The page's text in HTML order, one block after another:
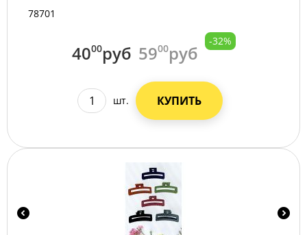
78701
4000руб 5900руб
-32%
шт. КУПИТЬ